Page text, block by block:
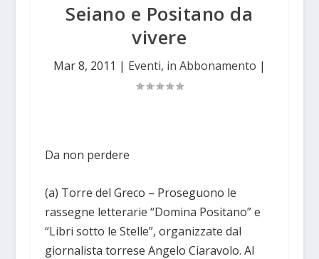
Seiano e Positano da
vivere
Mar 8, 2011 | Eventi, in Abbonamento |
Da non perdere
(a) Torre del Greco – Proseguono le
rassegne letterarie “Domina Positano” e
“Libri sotto le Stelle”, organizzate dal
giornalista torrese Angelo Ciaravolo. Al